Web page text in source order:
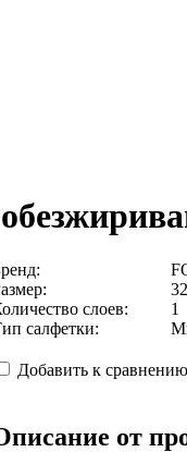
слоев:
1
салфетки:
Добавить к сравнению
от